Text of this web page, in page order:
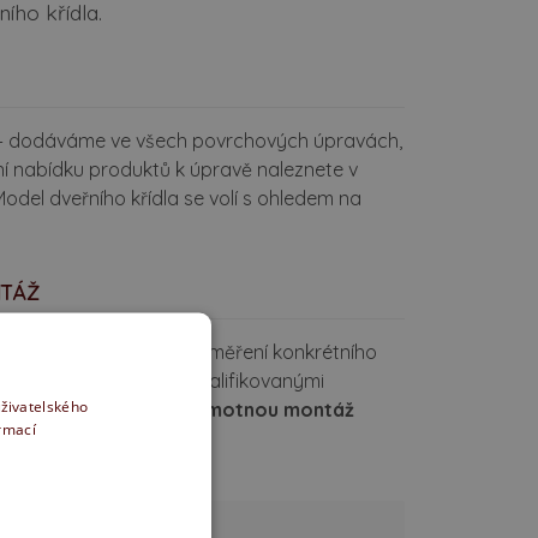
křídla.
dodáváme ve všech povrchových úpravách,
nabídku produktů k úpravě naleznete v
dveřního křídla se volí s ohledem na
přesně podle zaměření konkrétního
konzultaci s našimi kvalifikovanými
technické řešení.
Samotnou montáž